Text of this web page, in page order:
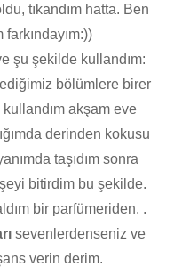
tıkandım hatta. Ben
şu şekilde kullandım:
bölümlere birer
kullandım akşam eve
derinden kokusu
taşıdım sonra
bitirdim bu şekilde.
bir parfümeriden. .
sevenlerdenseniz ve
verin derim.